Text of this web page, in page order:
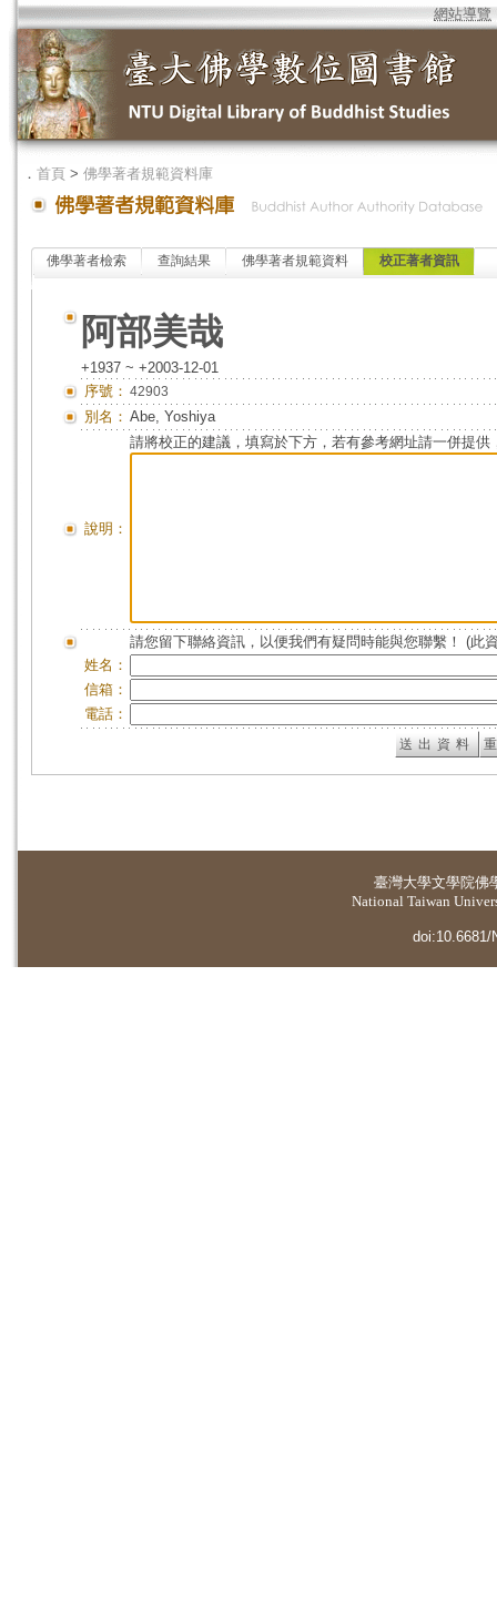
網站導覽
． 首頁 > 佛學著者規範資料庫
佛學著者檢索 查詢結果 佛學著者規範資料 校正著者資訊
阿部美哉
+1937 ~ +2003-12-01
序號： 42903
別名： Abe, Yoshiya
說明：
請將校正的建議，填寫於下方，若有參考網址請一併提供
請您留下聯絡資訊，以便我們有疑問時能與您聯繫！ (此
姓名：
信箱：
電話：
臺灣大學文學院佛
National Taiwan
doi:10.6681/